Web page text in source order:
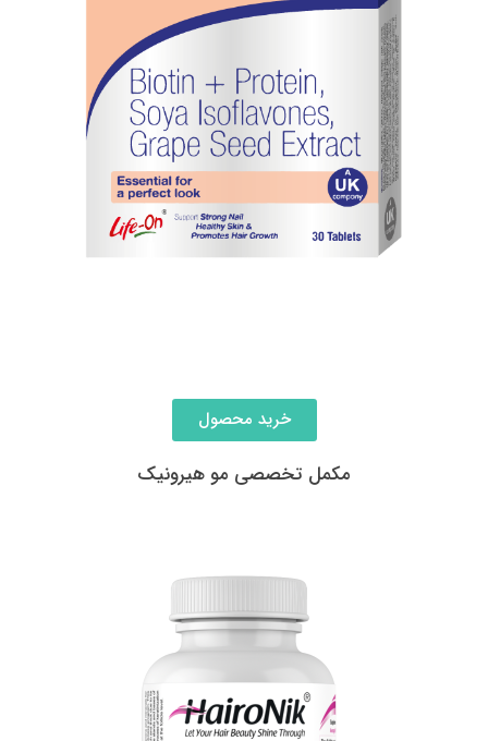
خرید محصول
مکمل تخصصی مو هیرونیک